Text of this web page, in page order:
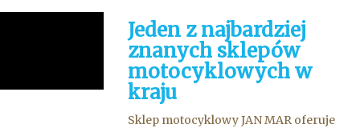
Jeden z najbardziej
znanych sklepów
motocyklowych w
kraju
Sklep motocyklowy JAN MAR oferuje